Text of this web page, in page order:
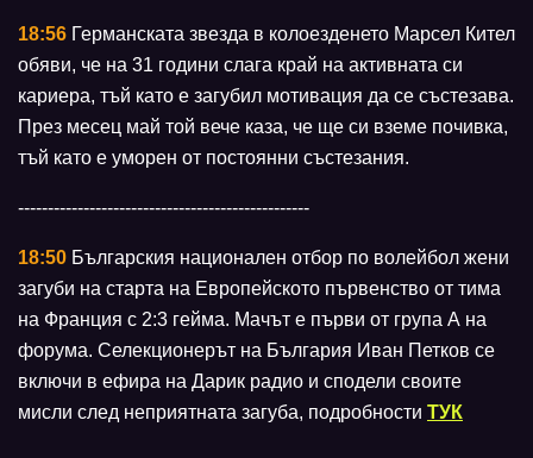
18:56 Германската звезда в колоезденето Марсел Кител
обяви, че на 31 години слага край на активната си
кариера, тъй като е загубил мотивация да се състезава.
През месец май той вече каза, че ще си вземе почивка,
тъй като е уморен от постоянни състезания.
-------------------------------------------------
18:50 Българския национален отбор по волейбол жени
загуби на старта на Европейското първенство от тима
на Франция с 2:3 гейма. Мачът е първи от група А на
форума. Селекционерът на България Иван Петков се
включи в ефира на Дарик радио и сподели своите
мисли след неприятната загуба, подробности ТУК